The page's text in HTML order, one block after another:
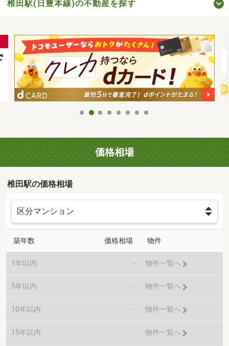
椎田駅(日豊本線)の不動産を探す
価格相場
椎田駅の価格相場
築年数 価格相場 物件
1年以内 - 物件一覧へ
5年以内 - 物件一覧へ
10年以内 - 物件一覧へ
15年以内 - 物件一覧へ